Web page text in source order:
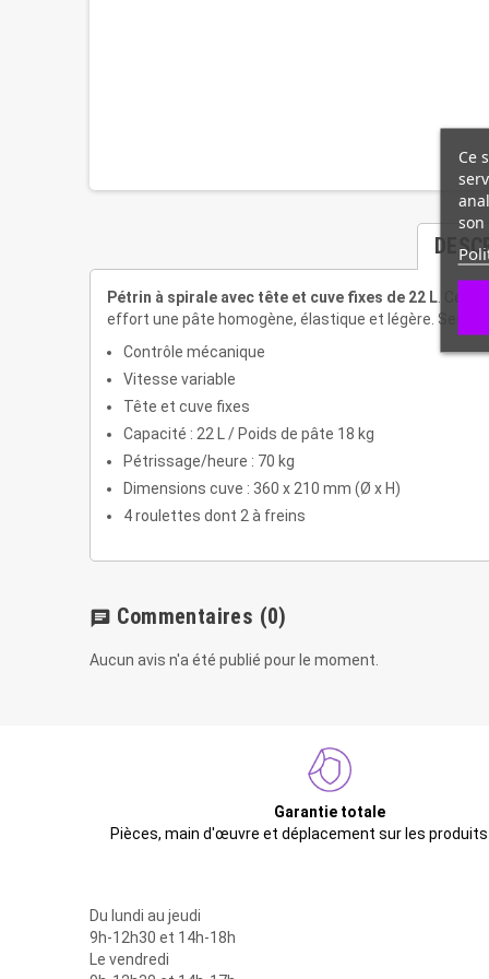
Pétrin à spirale avec tête et cuve fixes de 22 L. Ce
effort une pâte homogène, élastique et légère. Ses
Contrôle mécanique
Vitesse variable
Tête et cuve fixes
Capacité : 22 L / Poids de pâte 18 kg
Pétrissage/heure : 70 kg
Dimensions cuve : 360 x 210 mm (Ø x H)
4 roulettes dont 2 à freins
chat Commentaires (0)
Aucun avis n'a été publié pour le moment.
Garantie totale
Pièces, main d'œuvre et déplacement sur les
Du lundi au jeudi
9h-12h30 et 14h-18h
Le vendredi
Ce
son